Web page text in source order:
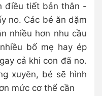
điều tiết bản thân -
no. Các bé ăn dặm
nhiều hơn nhu cầu
bố mẹ hay ép
cả khi con đã no.
xuyên, bé sẽ hình
mức cơ thể cần